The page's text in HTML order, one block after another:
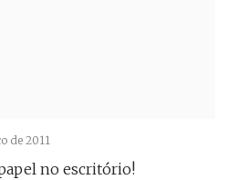
de 2011
no escritório!